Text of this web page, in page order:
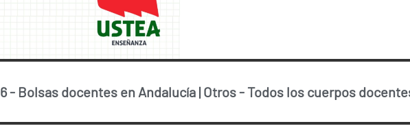
- Bolsas docentes en Andalucía|Otros- Todos los cuerpos